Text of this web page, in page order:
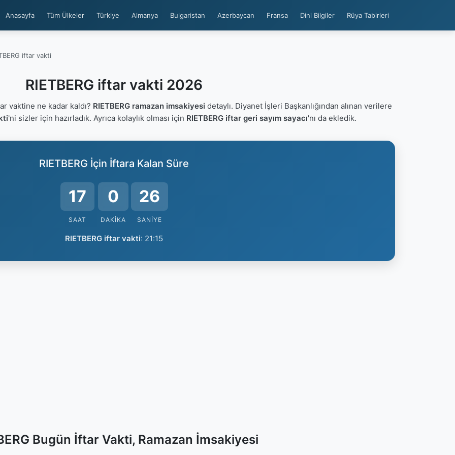
Anasayfa Tüm Ülkeler Türkiye Almanya Bulgaristan Azerbaycan Fransa Dini Bilgiler Rüya Tabirleri
iftar vakti
RIETBERG iftar vakti 2026
vaktine ne kadar kaldı? RIETBERG ramazan imsakiyesi detaylı. Diyanet İşleri Başkanlığından alınan verilere
'ni sizler için hazırladık. Ayrıca kolaylık olması için RIETBERG iftar geri sayım sayacı'nı da ekledik.
RIETBERG İçin İftara Kalan Süre
17
SAAT
0
DAKIKA
26
SANIYE
RIETBERG iftar vakti: 21:15
Bugün İftar Vakti, Ramazan İmsakiyesi